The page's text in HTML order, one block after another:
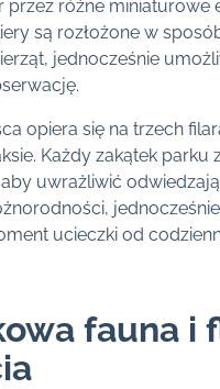
przez różne miniaturowe
są rozłożone w
jednocześnie
opiera się na trzech
Każdy zakątek parku
uwrażliwić
ucieczki od
fauna i